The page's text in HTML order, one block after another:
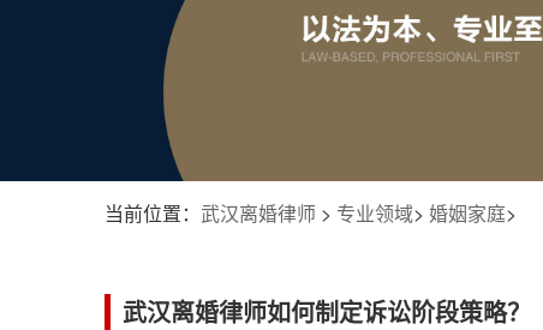
当前位置： 武汉离婚律师 > 专业领域> 婚姻家庭>
武汉离婚律师如何制定诉讼阶段策略？